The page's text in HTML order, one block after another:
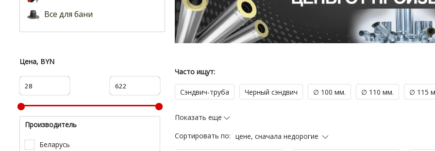
Все для бани
Цена, BYN
Производитель
Беларусь
Часто ищут:
Сэндвич-труба Черный сэндвич ∅ 100 мм. ∅ 110 мм. ∅ 115
Показать еще
Сортировать по: цене, сначала недорогие